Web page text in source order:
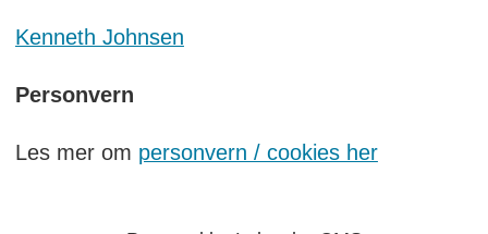
Kenneth Johnsen
Personvern
Les mer om personvern / cookies her